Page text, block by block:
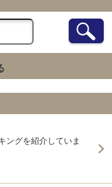
ングを紹介していま